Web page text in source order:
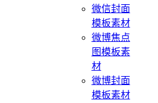
微信封面
模板素材
微博焦点
图模板素
材
微博封面
模板素材